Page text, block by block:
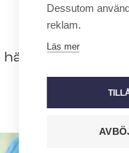
Inom
hälsovårdare
460. De nya
Dessutom
reklam.
Läs mer